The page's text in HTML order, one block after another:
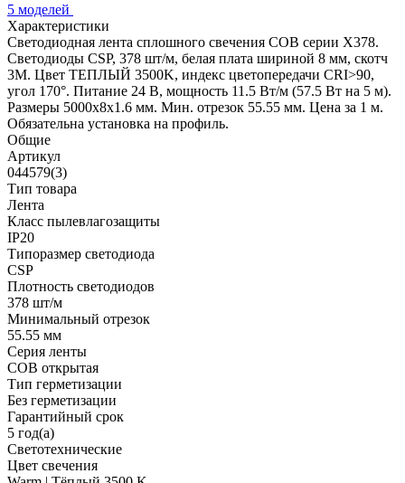
5 моделей
Характеристики
Светодиодная лента сплошного свечения COB серии X378.
Светодиоды CSP, 378 шт/м, белая плата шириной 8 мм, скотч
3M. Цвет ТЕПЛЫЙ 3500K, индекс цветопередачи CRI>90,
угол 170°. Питание 24 В, мощность 11.5 Вт/м (57.5 Вт на 5 м).
Размеры 5000x8x1.6 мм. Мин. отрезок 55.55 мм. Цена за 1 м.
Обязательна установка на профиль.
Общие
Артикул
044579(3)
Тип товара
Лента
Класс пылевлагозащиты
IP20
Типоразмер светодиода
CSP
Плотность светодиодов
378 шт/м
Минимальный отрезок
55.55 мм
Серия ленты
COB открытая
Тип герметизации
Без герметизации
Гарантийный срок
5 год(а)
Светотехнические
Цвет свечения